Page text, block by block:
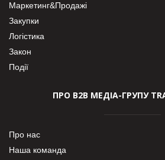
Маркетинг&Продажі
Закупки
Логістика
Закон
Події
ПРО В2В МЕДІА-ГРУПУ
Про нас
Наша команда